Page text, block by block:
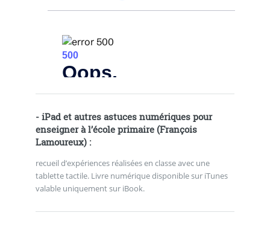
- iPad et autres astuces numériques pour
enseigner à l’école primaire(François
Lamoureux) :
recueil d’expériences réalisées en classe avec une
tablette tactile. Livre numérique disponible sur iTunes
valable uniquement sur iBook.